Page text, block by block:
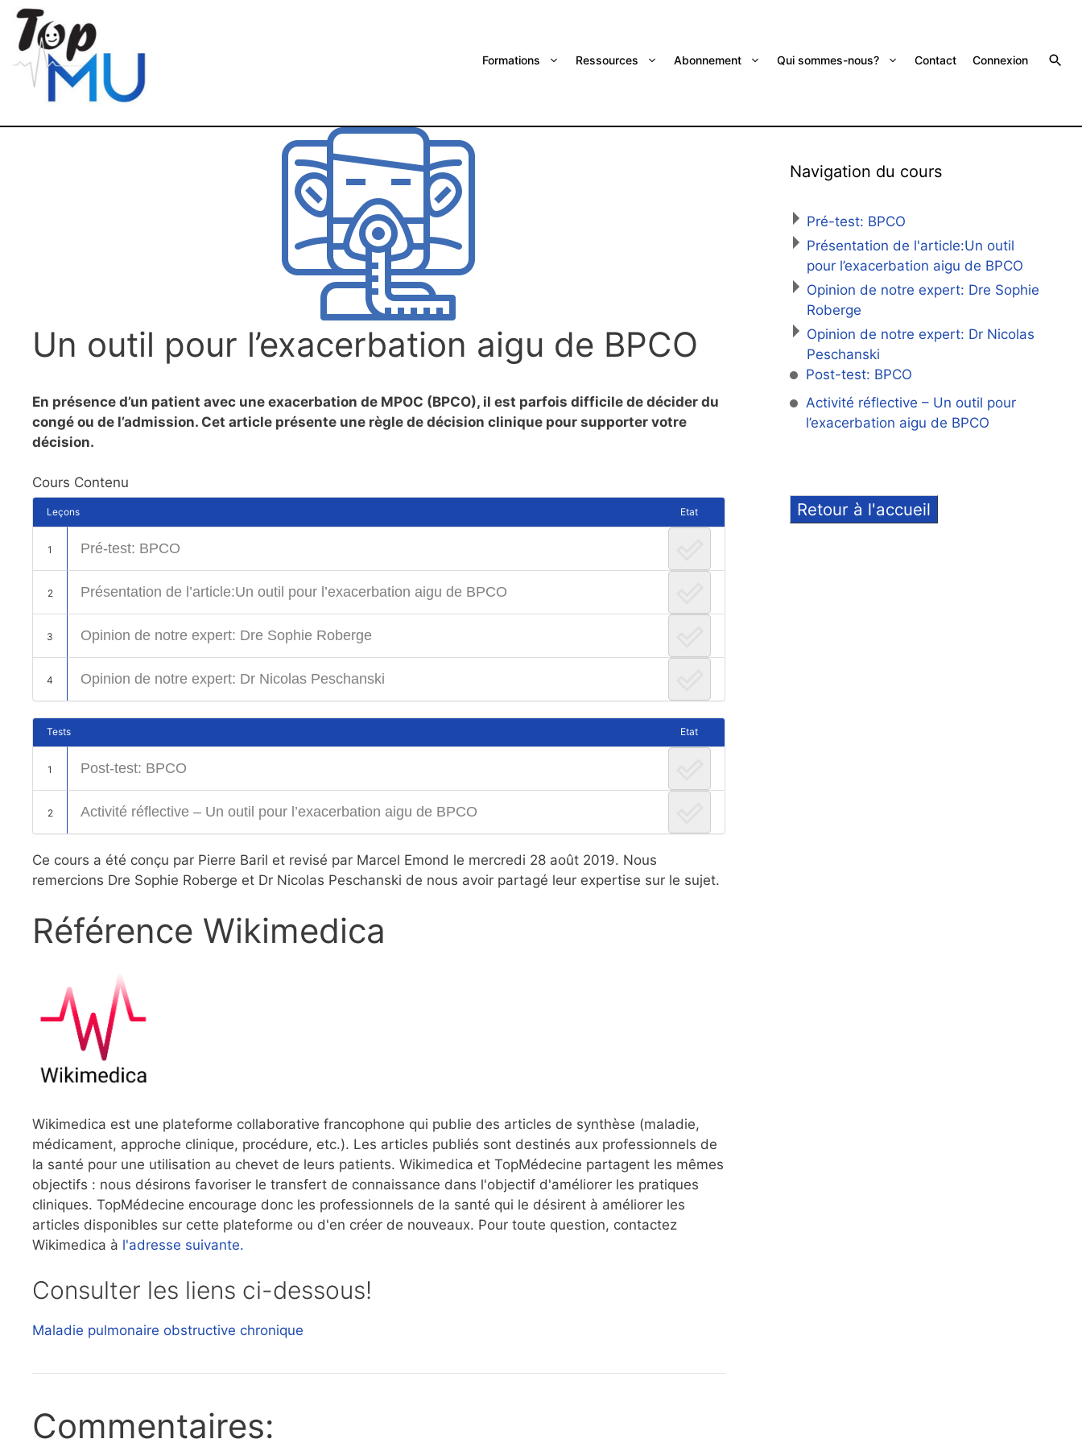
Formations Ressources Abonnement Qui sommes-nous? Contact Connexion
Un outil pour l’exacerbation aigu de BPCO
En présence d’un patient avec une exacerbation de MPOC (BPCO), il est parfois difficile de décider du
congé ou de l’admission. Cet article présente une règle de décision clinique pour supporter votre
décision.
Cours Contenu
Leçons Etat
1 Pré-test: BPCO
2 Présentation de l’article:Un outil pour l’exacerbation aigu de BPCO
3 Opinion de notre expert: Dre Sophie Roberge
4 Opinion de notre expert: Dr Nicolas Peschanski
Tests Etat
1 Post-test: BPCO
2 Activité réflective – Un outil pour l’exacerbation aigu de BPCO
Ce cours a été conçu par Pierre Baril et revisé par Marcel Emond le mercredi 28 août 2019. Nous
remercions Dre Sophie Roberge et Dr Nicolas Peschanski de nous avoir partagé leur expertise sur le sujet.
Référence Wikimedica
Wikimedica est une plateforme collaborative francophone qui publie des articles de synthèse (maladie,
médicament, approche clinique, procédure, etc.). Les articles publiés sont destinés aux professionnels de
la santé pour une utilisation au chevet de leurs patients. Wikimedica et TopMédecine partagent les mêmes
objectifs : nous désirons favoriser le transfert de connaissance dans l'objectif d'améliorer les pratiques
cliniques. TopMédecine encourage donc les professionnels de la santé qui le désirent à améliorer les
articles disponibles sur cette plateforme ou d'en créer de nouveaux. Pour toute question, contactez
Wikimedica à l'adresse suivante.
Consulter les liens ci-dessous!
Maladie pulmonaire obstructive chronique
Commentaires:
Navigation du cours
Pré-test: BPCO
Présentation de l'article:Un outil
pour l’exacerbation aigu de BPCO
Opinion de notre expert: Dre Sophie
Roberge
Opinion de notre expert: Dr Nicolas
Peschanski
Post-test: BPCO
Activité réflective – Un outil pour
l’exacerbation aigu de BPCO
Retour à l'accueil